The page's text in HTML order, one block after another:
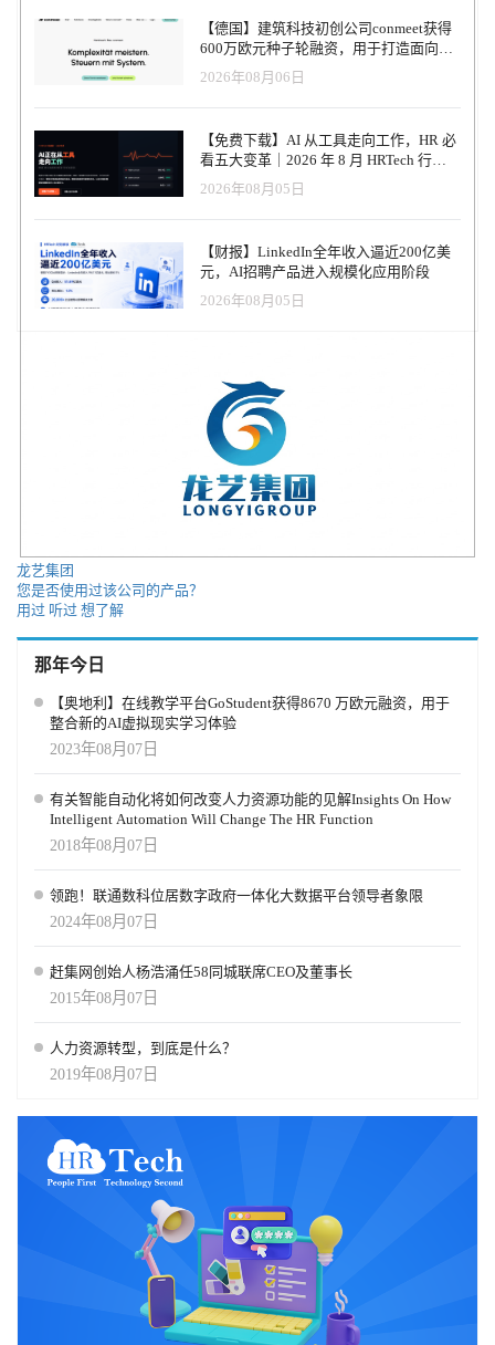
【德国】建筑科技初创公司conmeet获得
600万欧元种子轮融资，用于打造面向贸
易和建筑行业的AI操作系统
2026年08月06日
【免费下载】AI 从工具走向工作，HR 必
看五大变革｜2026 年 8 月 HRTech 行业
观察报告
2026年08月05日
【财报】LinkedIn全年收入逼近200亿美
元，AI招聘产品进入规模化应用阶段
2026年08月05日
龙艺集团
您是否使用过该公司的产品？
用过 听过 想了解
那年今日
【奥地利】在线教学平台GoStudent获得8670 万欧元融资，用于
整合新的AI虚拟现实学习体验
2023年08月07日
有关智能自动化将如何改变人力资源功能的见解Insights On How
Intelligent Automation Will Change The HR Function
2018年08月07日
领跑！联通数科位居数字政府一体化大数据平台领导者象限
2024年08月07日
赶集网创始人杨浩涌任58同城联席CEO及董事长
2015年08月07日
人力资源转型，到底是什么？
2019年08月07日